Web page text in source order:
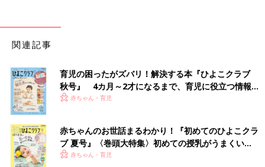
関連記事
育児の困ったがズバリ！解決する本『ひよこクラブ
秋号』 4カ月～2才になるまで、育児に役立つ情報が
いっぱい！
赤ちゃん・育児
赤ちゃんのお世話まるわかり！『初めてのひよこクラ
ブ 夏号』〈巻頭大特集〉初めての授乳がうまくい
く！ おっぱい・ミルクの基本と夏のトラブル 解決テ
赤ちゃん・育児